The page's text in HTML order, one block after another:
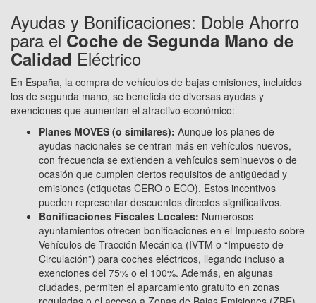
Ayudas y Bonificaciones: Doble Ahorro
para el Coche de Segunda Mano de
Calidad Eléctrico
En España, la compra de vehículos de bajas emisiones, incluidos
los de segunda mano, se beneficia de diversas ayudas y
exenciones que aumentan el atractivo económico:
Planes MOVES (o similares): Aunque los planes de
ayudas nacionales se centran más en vehículos nuevos,
con frecuencia se extienden a vehículos seminuevos o de
ocasión que cumplen ciertos requisitos de antigüedad y
emisiones (etiquetas CERO o ECO). Estos incentivos
pueden representar descuentos directos significativos.
Bonificaciones Fiscales Locales: Numerosos
ayuntamientos ofrecen bonificaciones en el Impuesto sobre
Vehículos de Tracción Mecánica (IVTM o “Impuesto de
Circulación”) para coches eléctricos, llegando incluso a
exenciones del 75% o el 100%. Además, en algunas
ciudades, permiten el aparcamiento gratuito en zonas